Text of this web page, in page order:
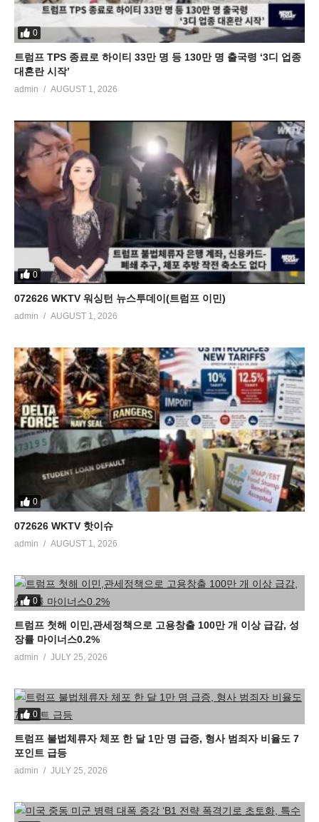
0
트럼프 TPS 종료로 하이티 33만 명 등 130만 명 출국령 ‘3디 업종
대혼란 시작’
admin AUGUST 1, 2026
0
072626 WKTV 워싱턴 뉴스투데이(트럼프 이민)
admin AUGUST 1, 2026
0
072626 WKTV 핫이슈
admin AUGUST 1, 2026
0
트럼프 첫해 이민,관세정책으로 고용창출 100만 개 이상 급감, 성
장률 마이너스0.2%
admin JULY 25, 2026
0
트럼프 불법체류자 체포 한 달 1만 명 급증, 형사 범죄자 비율도 7
포인트 급등
admin JULY 25, 2026